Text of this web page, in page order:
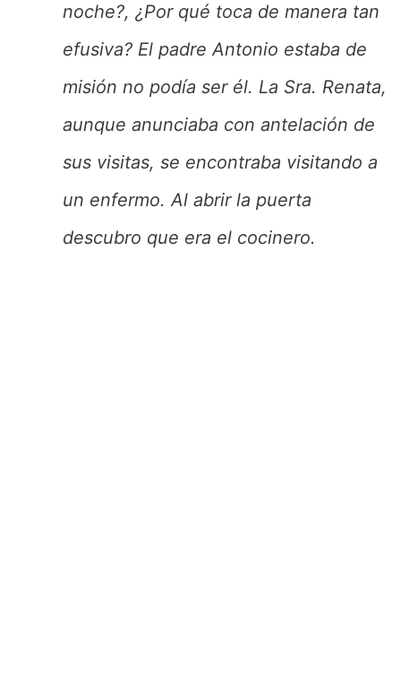
noche?, ¿Por qué toca de manera tan
efusiva? El padre Antonio estaba de
misión no podía ser él. La Sra. Renata,
aunque anunciaba con antelación de
sus visitas, se encontraba visitando a
un enfermo. Al abrir la puerta
descubro que era el cocinero.